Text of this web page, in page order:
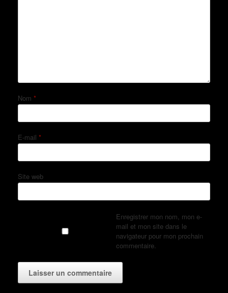
Nom *
E-mail *
Site web
Enregistrer mon nom, mon e-
mail et mon site dans le
navigateur pour mon prochain
commentaire.